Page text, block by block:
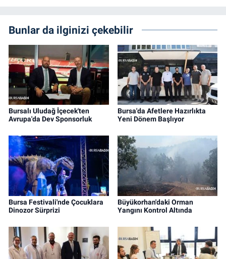
Bunlar da ilginizi çekebilir
Bursalı Uludağ İçecek'ten
Avrupa'da Dev Sponsorluk
Bursa'da Afetlere Hazırlıkta
Yeni Dönem Başlıyor
Bursa Festivali'nde Çocuklara
Dinozor Sürprizi
Büyükorhan'daki Orman
Yangını Kontrol Altında